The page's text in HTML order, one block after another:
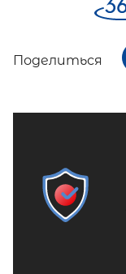
Поделиться